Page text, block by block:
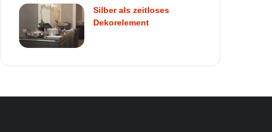
Silber als zeitloses
Dekorelement